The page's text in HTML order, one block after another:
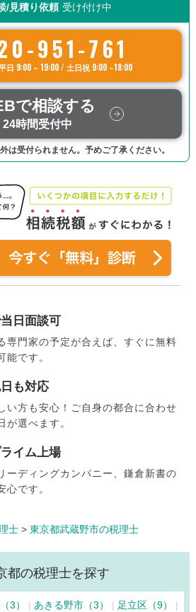
/見積り依頼 受け付け中
951-761
日 9:00 – 19:00 / 土日祝 9:00 –18:00
で相談する
24時間受付中
は受付られません。予めご了承ください。
日面談可
専門家の予定が合えば、すぐに無料
能です。
も対応
い方も安心！ご自身の都合に合わせ
が選べます。
イム上場
ーディングカンパニー、鎌倉新書の
心です。
士> 東京都武蔵野市の税理士
都の税理士を探す
3） あきる野市（3）
足立区（9）